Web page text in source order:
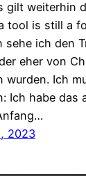
gilt weiterhin
tool is still a
sehe ich den
eher von
wurden. Ich
Ich habe das
2023